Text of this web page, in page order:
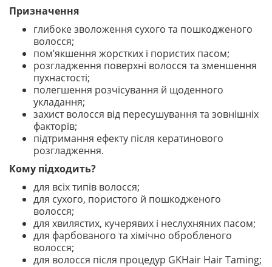
Призначення
глибоке зволоження сухого та пошкодженого
волосся;
пом’якшення жорстких і пористих пасом;
розгладження поверхні волосся та зменшення
пухнастості;
полегшення розчісування й щоденного
укладання;
захист волосся від пересушування та зовнішніх
факторів;
підтримання ефекту після кератинового
розгладження.
Кому підходить?
для всіх типів волосся;
для сухого, пористого й пошкодженого
волосся;
для хвилястих, кучерявих і неслухняних пасом;
для фарбованого та хімічно обробленого
волосся;
для волосся після процедур GKHair Hair Taming;